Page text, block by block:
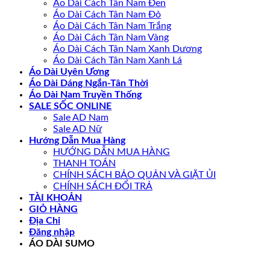
Áo Dài Cách Tân Nam Đen
Áo Dài Cách Tân Nam Đỏ
Áo Dài Cách Tân Nam Trắng
Áo Dài Cách Tân Nam Vàng
Áo Dài Cách Tân Nam Xanh Dương
Áo Dài Cách Tân Nam Xanh Lá
Áo Dài Uyên Ương
Áo Dài Dáng Ngắn-Tân Thời
Áo Dài Nam Truyền Thống
SALE SỐC ONLINE
Sale AD Nam
Sale AD Nữ
Hướng Dẫn Mua Hàng
HƯỚNG DẪN MUA HÀNG
THANH TOÁN
CHÍNH SÁCH BẢO QUẢN VÀ GIẶT ỦI
CHÍNH SÁCH ĐỔI TRẢ
TÀI KHOẢN
GIỎ HÀNG
Địa Chỉ
Đăng nhập
ÁO DÀI SUMO